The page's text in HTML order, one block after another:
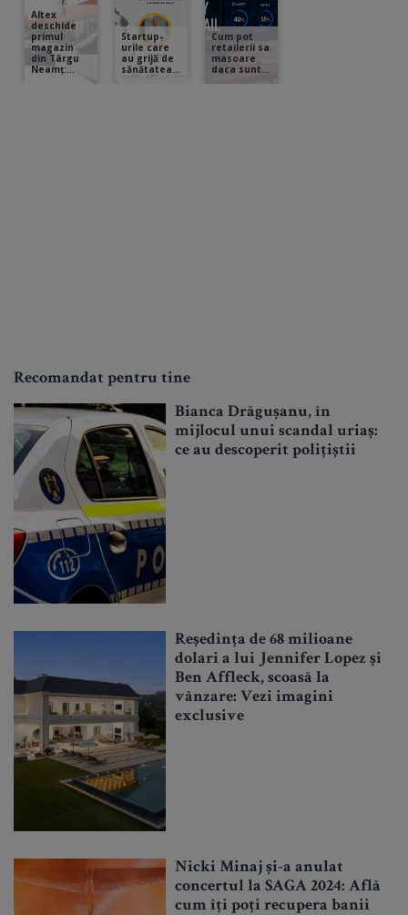
Recomandat pentru tine
Bianca Drăgușanu, în
mijlocul unui scandal uriaș:
ce au descoperit polițiștii
Reședința de 68 milioane
dolari a lui Jennifer Lopez și
Ben Affleck, scoasă la
vânzare: Vezi imagini
exclusive
Nicki Minaj și-a anulat
concertul la SAGA 2024: Află
cum îți poți recupera banii